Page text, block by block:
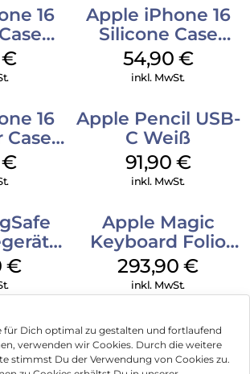
für Dich optimal zu gestalten und fortlaufend
verwenden wir Cookies. Durch die weitere
stimmst Du der Verwendung von Cookies zu.
16
€
Apple iPhone 16
Silicone Case
MagSafe Lake
Green
54,90 €
inkl. MwSt.
16
Case
€
Apple Pencil USB-
C Weiß
91,90 €
inkl. MwSt.
€
Apple Magic
Keyboard Folio
iPad 10.9″ (10.Gen.)
Weiß
293,90€
inkl. MwSt.